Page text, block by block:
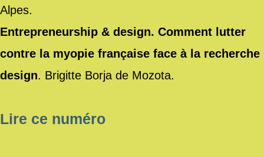
Alpes.
Entrepreneurship & design. Comment lutter
contre la myopie française face à la recherche
design. Brigitte Borja de Mozota.
Lire ce numéro